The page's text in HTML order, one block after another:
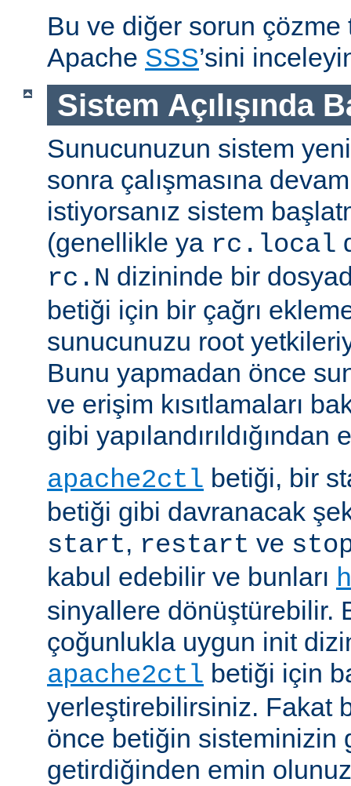
Bu ve diğer sorun çözme
Apache SSS’sini
Sistem Açılışında
Sunucunuzun sistem
sonra çalışmasına
istiyorsanız sistem
(genellikle ya rc.local
rc.N dizininde bir
betiği için bir çağrı
sunucunuzu root
Bunu yapmadan önce
ve erişim kısıtlamaları
gibi
apache2ctl betiği, bir
betiği gibi davranacak
start, restart ve
kabul edebilir ve bunları
sinyallere dönüştürebilir.
çoğunlukla uygun init
apache2ctl betiği için
yerleştirebilirsiniz. Fakat
önce betiğin sisteminizin
getirdiğinden emin